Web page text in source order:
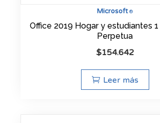
Microsoft®
Office 2019 Hogar y estudiantes
Perpetua
$154.642
Leer más